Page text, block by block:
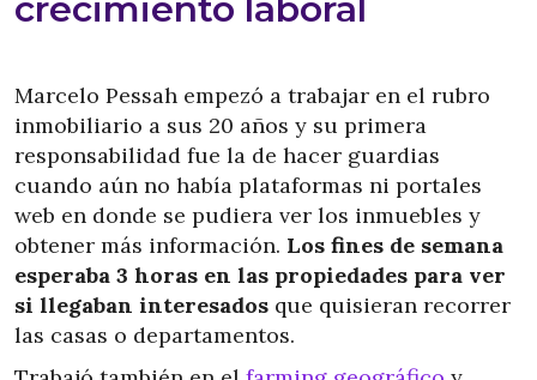
crecimiento laboral
Marcelo Pessah empezó a trabajar en el rubro
inmobiliario a sus 20 años y su primera
responsabilidad fue la de hacer guardias
cuando aún no había plataformas ni portales
web en donde se pudiera ver los inmuebles y
obtener más información. Los fines de semana
esperaba 3 horas en las propiedades para ver
si llegaban interesados que quisieran recorrer
las casas o departamentos.